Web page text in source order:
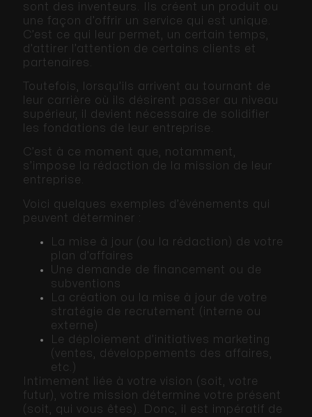
sont des inventeurs. Ils créent un produit ou
une façon d’offrir un service qui est unique.
C’est ce qui leur permet, un certain temps,
d’attirer l’attention de certains clients et
partenaires.
Toutefois, lorsqu’ils arrivent au tournant de
leur carrière où ils désirent passer au niveau
supérieur, il devient nécessaire de solidifier
les fondations de leur entreprise.
C’est à ce moment que, notamment,
s’impose la rédaction de la mission de leur
entreprise.
Voici quelques exemples d’événements qui
peuvent déterminer :
La mise à jour (ou la rédaction) de votre
plan d’affaires
Une demande de financement ou de
subventions
La création ou la mise à jour de votre
stratégie de recrutement (interne ou
externe)
Le déploiement d’initiatives marketing
(ventes, développements des affaires,
etc.)
Intimement liée à votre vision (soit, votre
futur), votre mission détermine votre présent
(soit, qui vous êtes). Donc, il est impératif de